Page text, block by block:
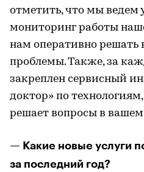
отметить, что мы ведем
мониторинг работы
нам оперативно
проблемы. Также, за
закреплен сервисный
доктор» по
решает вопросы в
— Какие новые услуги
за последний год?